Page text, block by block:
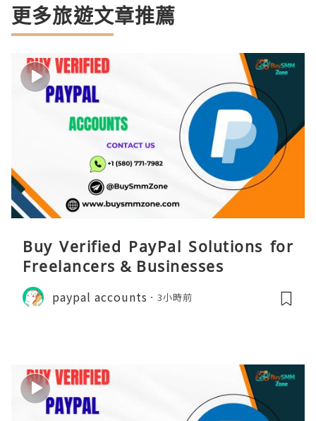
更多旅遊文章推薦
Buy Verified PayPal Solutions for
Freelancers & Businesses
paypal accounts 3小時前